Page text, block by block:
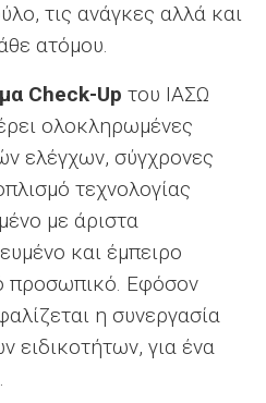
τις ανάγκες αλλά και
ατόμου.
Check-Up του ΙΑΣΩ
ολοκληρωμένες
ελέγχων, σύγχρονες
τεχνολογίας
με άριστα
και έμπειρο
προσωπικό. Εφόσον
η συνεργασία
ειδικοτήτων, για ένα